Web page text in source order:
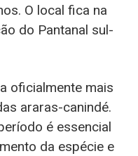
O local fica na
do Pantanal sul-
oficialmente mais
araras-canindé.
é essencial
da espécie e